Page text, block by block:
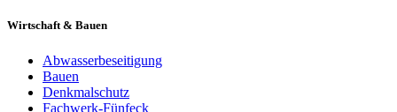
Wirtschaft & Bauen
Abwasserbeseitigung
Bauen
Denkmalschutz
Fachwerk-Fünfeck